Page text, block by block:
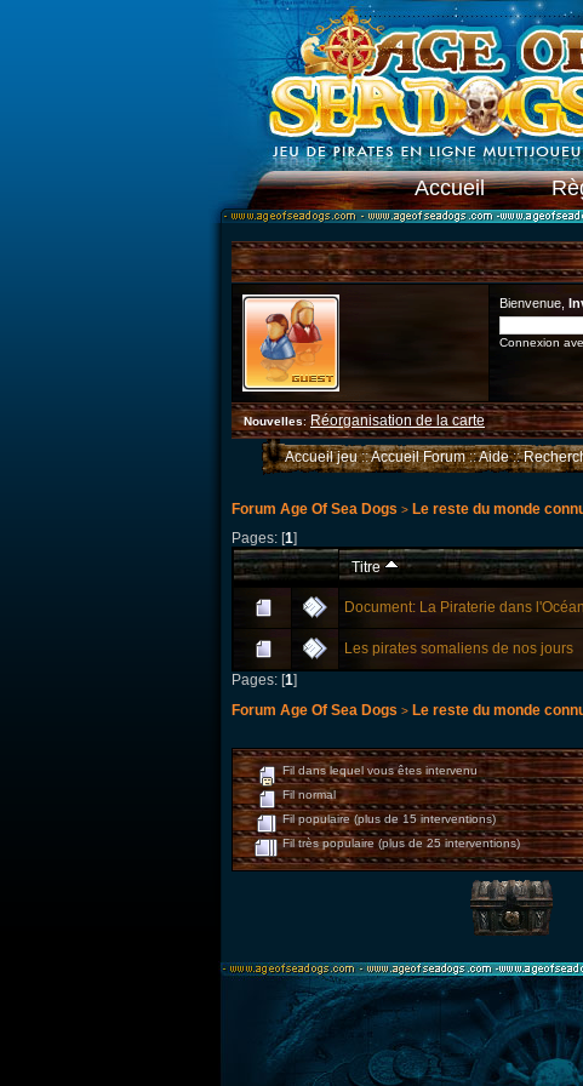
Accueil
Bienvenue,
Connexion
Nouvelles: Réorganisation de la carte
Accueil jeu::Accueil Forum::Aide::
Forum Age Of Sea Dogs > Le reste du monde
Pages: [1]
Titre
Document: La Piraterie dans
Les pirates somaliens de nos jours
Pages: [1]
Forum Age Of Sea Dogs > Le reste du monde
Fil dans lequel vous êtes intervenu
Fil normal
Fil populaire (plus de 15 interventions)
Fil très populaire (plus de 25 interventions)